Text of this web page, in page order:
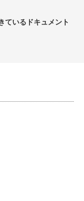
ているドキュメント